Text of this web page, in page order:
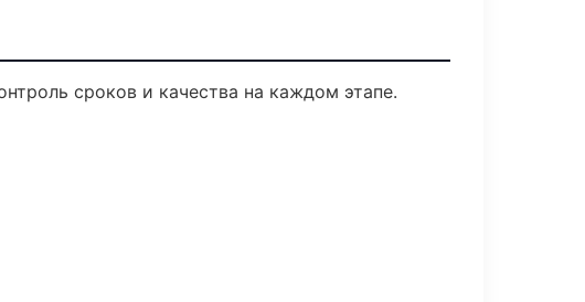
сроков и качества на каждом этапе.